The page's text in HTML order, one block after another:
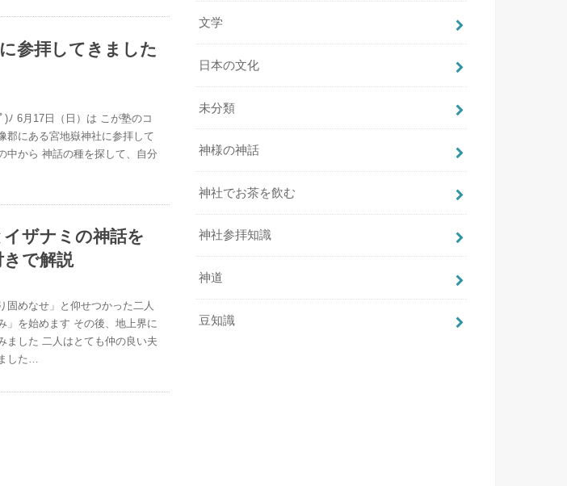
参拝してきました
ﾉ 6月17日（日）は こが塾のコ
郡にある宮地嶽神社に参拝して
中から 神話の種を探して、自分
ザナミの神話を
で解説
固めなせ」と仰せつかった二人
」を始めます その後、地上界に
ました 二人はとても仲の良い夫
した…
文学
日本の文化
未分類
神様の神話
神社でお茶を飲む
神社参拝知識
神道
豆知識